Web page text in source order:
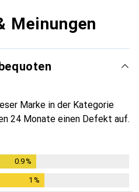
Meinungen
Marke in der Kategorie
24 Monate einen Defekt auf.
0.9%
1 %